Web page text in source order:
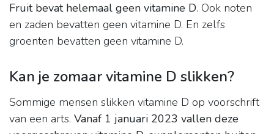
Fruit bevat helemaal geen vitamine D. Ook noten
en zaden bevatten geen vitamine D. En zelfs
groenten bevatten geen vitamine D.
Kan je zomaar vitamine D slikken?
Sommige mensen slikken vitamine D op voorschrift
van een arts. Vanaf 1 januari 2023 vallen deze